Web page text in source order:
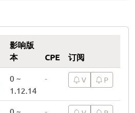
影响版
本
CPE 订阅
0 ~
1.12.14
- V P